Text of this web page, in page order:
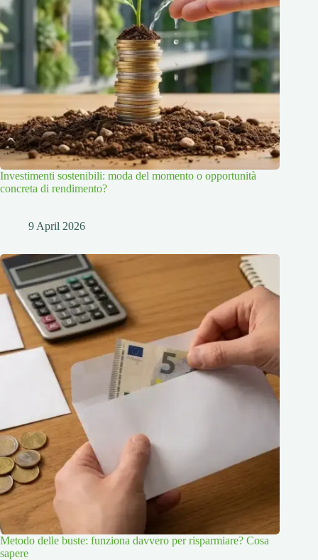
Investimenti sostenibili: moda del momento o opportunità
concreta di rendimento?
9 April 2026
Metodo delle buste: funziona davvero per risparmiare? Cosa
sapere